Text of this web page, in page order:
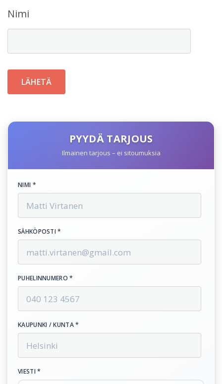
Nimi
PYYDÄ TARJOUS
Ilmainen tarjous – ei sitoumuksia
NIMI *
SÄHKÖPOSTI *
PUHELINNUMERO *
KAUPUNKI / KUNTA *
VIESTI *